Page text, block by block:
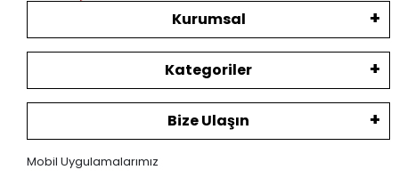
Kurumsal
Kategoriler
Bize Ulaşın
Mobil Uygulamalarımız